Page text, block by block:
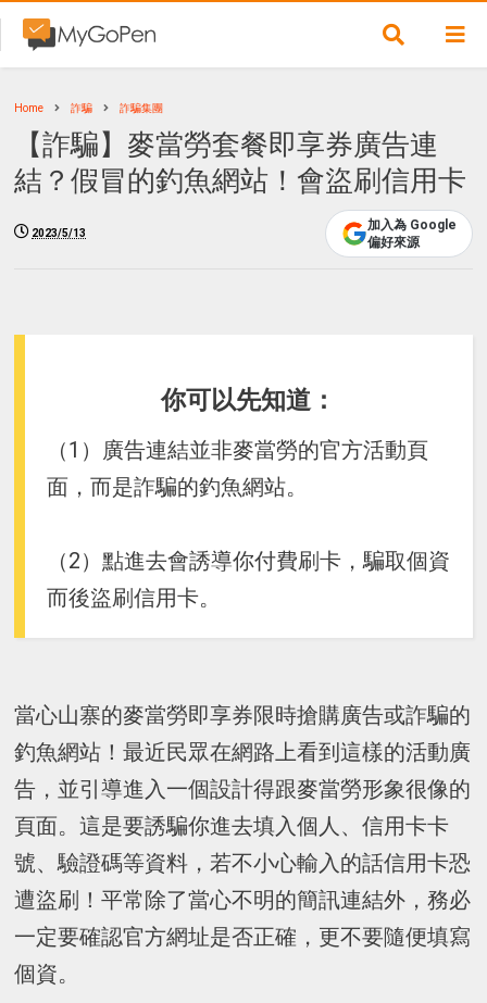
Home 詐騙 詐騙集團
【詐騙】麥當勞套餐即享券廣告連
結？假冒的釣魚網站！會盜刷信用卡
2023/5/13
加入為 Google
偏好來源
你可以先知道：
（1）廣告連結並非麥當勞的官方活動頁
面，而是詐騙的釣魚網站。
（2）點進去會誘導你付費刷卡，騙取個資
而後盜刷信用卡。
當心山寨的麥當勞即享券限時搶購廣告或詐騙的
釣魚網站！最近民眾在網路上看到這樣的活動廣
告，並引導進入一個設計得跟麥當勞形象很像的
頁面。這是要誘騙你進去填入個人、信用卡卡
號、驗證碼等資料，若不小心輸入的話信用卡恐
遭盜刷！平常除了當心不明的簡訊連結外，務必
一定要確認官方網址是否正確，更不要隨便填寫
個資。